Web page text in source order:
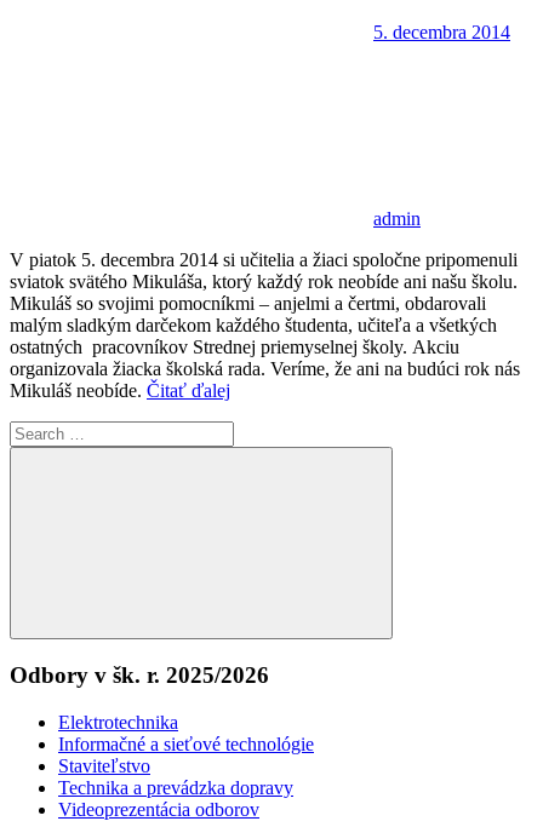
5. decembra 2014
admin
V piatok 5. decembra 2014 si učitelia a žiaci spoločne pripomenuli
sviatok svätého Mikuláša, ktorý každý rok neobíde ani našu školu.
Mikuláš so svojimi pomocníkmi – anjelmi a čertmi, obdarovali
malým sladkým darčekom každého študenta, učiteľa a všetkých
ostatných pracovníkov Strednej priemyselnej školy. Akciu
organizovala žiacka školská rada. Veríme, že ani na budúci rok nás
Mikuláš neobíde. Čitať ďalej
Search
for:
Search
Odbory v šk. r. 2025/2026
Elektrotechnika
Informačné a sieťové technológie
Staviteľstvo
Technika a prevádzka dopravy
Videoprezentácia odborov